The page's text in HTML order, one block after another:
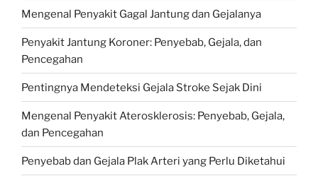
Mengenal Penyakit Gagal Jantung dan Gejalanya
Penyakit Jantung Koroner: Penyebab, Gejala, dan
Pencegahan
Pentingnya Mendeteksi Gejala Stroke Sejak Dini
Mengenal Penyakit Aterosklerosis: Penyebab, Gejala,
dan Pencegahan
Penyebab dan Gejala Plak Arteri yang Perlu Diketahui